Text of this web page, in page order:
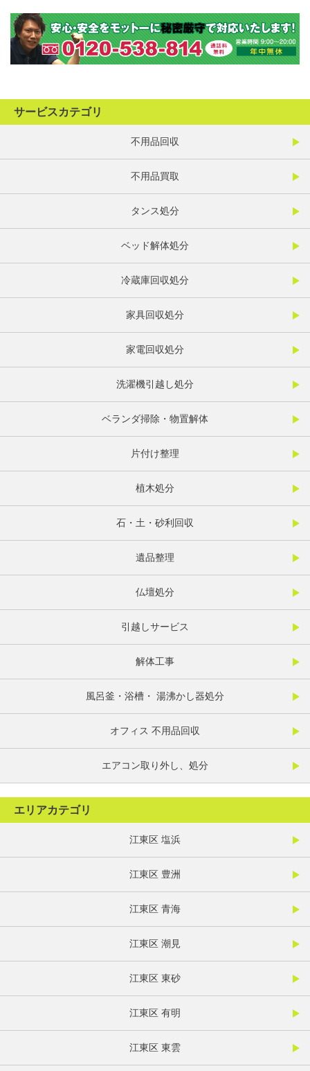
サービスカテゴリ
不用品回収
不用品買取
タンス処分
ベッド解体処分
冷蔵庫回収処分
家具回収処分
家電回収処分
洗濯機引越し処分
ベランダ掃除・物置解体
片付け整理
植木処分
石・土・砂利回収
遺品整理
仏壇処分
引越しサービス
解体工事
風呂釜・浴槽・ 湯沸かし器処分
オフィス 不用品回収
エアコン取り外し、処分
エリアカテゴリ
江東区 塩浜
江東区 豊洲
江東区 青海
江東区 潮見
江東区 東砂
江東区 有明
江東区 東雲